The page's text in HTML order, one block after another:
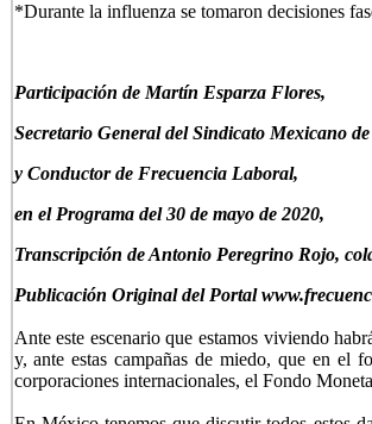
*Durante la influenza se tomaron decisiones
Participación de Martín Esparza Flores,
Secretario General del Sindicato Mexicano
y Conductor de Frecuencia Laboral,
en el Programa del 30 de mayo de 2020,
Transcripción de Antonio Peregrino Rojo,
Publicación Original del Portal
Ante este escenario que estamos viviendo
y, ante estas campañas de miedo, que en el
corporaciones internacionales, el Fondo